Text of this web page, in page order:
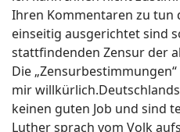
Ihren Kommentaren zu tun
einseitig ausgerichtet sind
stattfindenden Zensur der
Die
mir
keinen guten Job und sind
Luther sprach vom Volk